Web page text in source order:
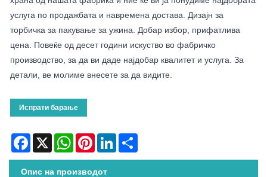
услуга по продажбата и навремена достава. Дизајн за
торбичка за пакување за ужина. Добар избор, прифатлива
цена. Повеќе од десет години искуство во фабричко
производство, за да ви даде најдобар квалитет и услуга. За
детали, ве молиме внесете за да видите.
Испрати барање
Facebook
X WhatsAppPinterestLinkedIn
Опис на производот